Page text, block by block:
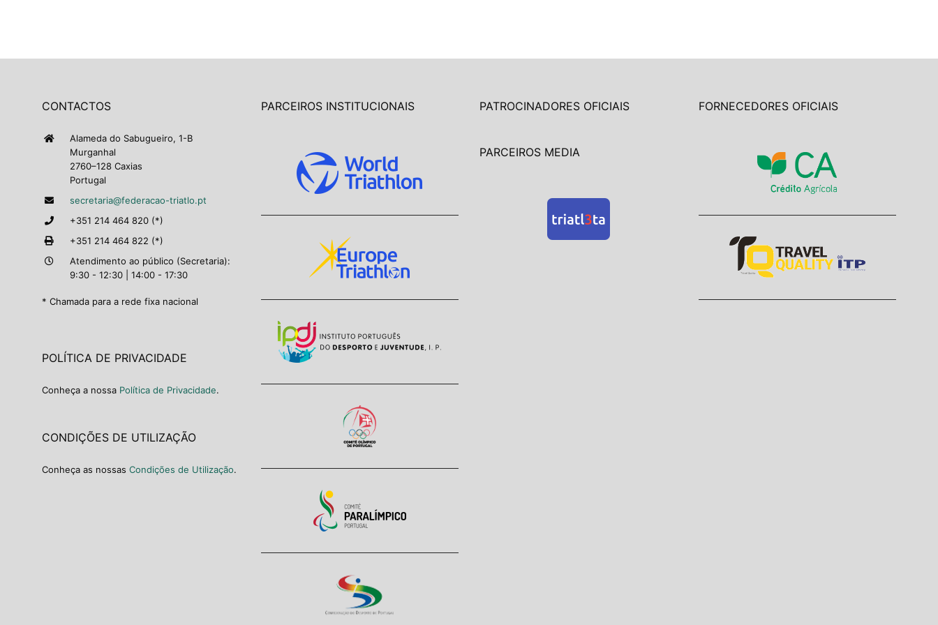
CONTACTOS
Alameda do Sabugueiro, 1-B
Murganhal
2760–128 Caxias
Portugal
secretaria@federacao-triatlo.pt
+351 214 464 820 (*)
+351 214 464 822 (*)
Atendimento ao público (Secretaria):
9:30 - 12:30 | 14:00 - 17:30
* Chamada para a rede fixa nacional
POLÍTICA DE PRIVACIDADE
Conheça a nossa Política de Privacidade.
CONDIÇÕES DE UTILIZAÇÃO
Conheça as nossas Condições de Utilização.
PARCEIROS INSTITUCIONAIS PATROCINADORES OFICIAIS
PARCEIROS MEDIA
FORNECEDORES OFICIAIS